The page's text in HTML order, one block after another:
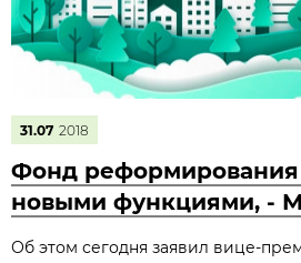
31.07 2018
Фонд
новыми функциями, -
Об этом сегодня заявил вице-